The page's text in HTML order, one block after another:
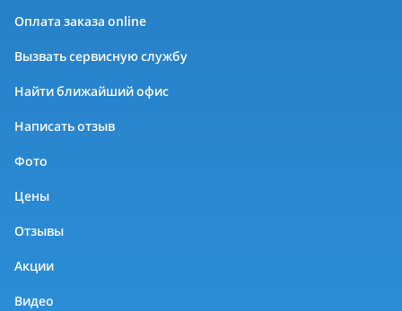
Оплата заказа online
Вызвать сервисную службу
Найти ближайший офис
Написать отзыв
Фото
Цены
Отзывы
Акции
Видео